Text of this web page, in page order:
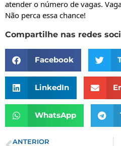
atender o número de vagas.
Não perca essa chance!
Compartilhe nas redes
Facebook
LinkedIn
WhatsApp
ANTERIOR